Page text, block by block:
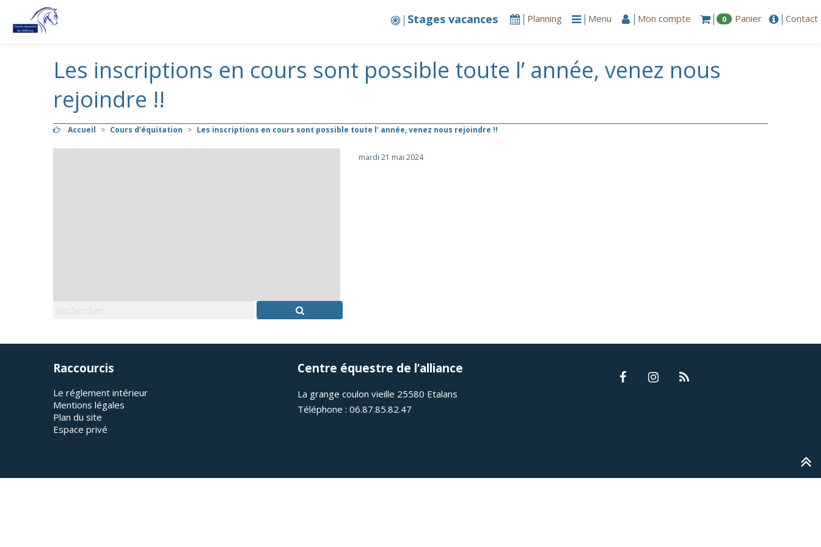
Stages vacances Planning Menu Mon compte 0 Panier Contact
Les inscriptions en cours sont possible toute l’ année, venez nous
rejoindre !!
Accueil > Cours d’équitation > Les inscriptions en cours sont possible toute l’ année, venez nous rejoindre !!
mardi 21 mai 2024
Raccourcis
Le réglement intérieur
Mentions légales
Plan du site
Espace privé
Centre équestre de l’alliance
La grange coulon vieille 25580 Etalans
Téléphone : 06.87.85.82.47